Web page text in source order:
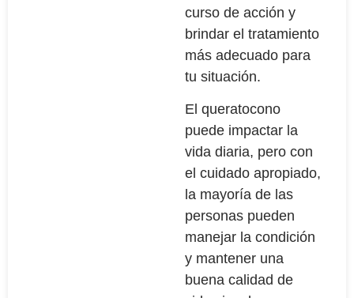
curso de acción y
brindar el tratamiento
más adecuado para
tu situación.
El queratocono
puede impactar la
vida diaria, pero con
el cuidado apropiado,
la mayoría de las
personas pueden
manejar la condición
y mantener una
buena calidad de